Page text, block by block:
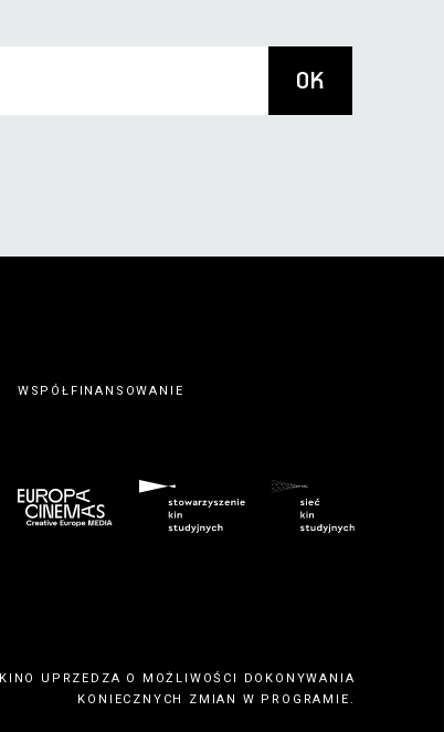
WSPÓŁFINANSOWANIE
KINO UPRZEDZA O MOŻLIWOŚCI DOKONYWANIA
KONIECZNYCH ZMIAN W PROGRAMIE.